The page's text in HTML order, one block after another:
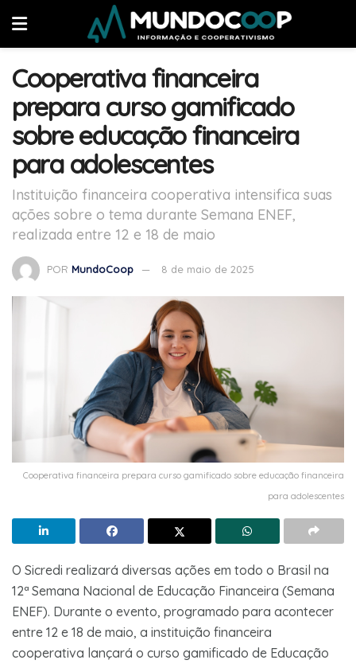
Cooperativa financeira
prepara curso gamificado
sobre educação financeira
para adolescentes
Instituição financeira cooperativa intensifica suas
ações sobre o tema durante Semana ENEF,
realizada entre 12 e 18 de maio
POR MundoCoop 8 de maio de 2025
Cooperativa financeira prepara curso gamificado sobre educação financeira
para adolescentes
O Sicredi realizará diversas ações em todo o Brasil na
12ª Semana Nacional de Educação Financeira (Semana
ENEF). Durante o evento, programado para acontecer
entre 12 e 18 de maio, a instituição financeira
cooperativa lançará o curso gamificado de Educação